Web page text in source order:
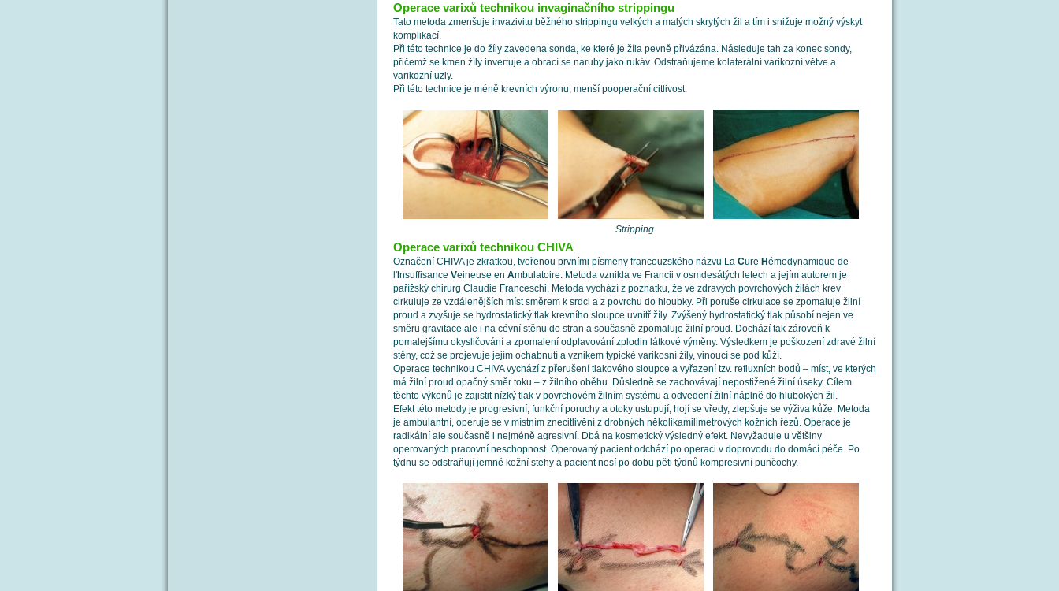
Operace varixů technikou invaginačního strippingu
Tato metoda zmenšuje invazivitu běžného strippingu velkých a malých skrytých žil a tím i snižuje možný výskyt
komplikací.
Při této technice je do žíly zavedena sonda, ke které je žíla pevně přivázána. Následuje tah za konec sondy,
přičemž se kmen žíly invertuje a obrací se naruby jako rukáv. Odstraňujeme kolaterální varikozní větve a
varikozní uzly.
Při této technice je méně krevních výronu, menší pooperační citlivost.
Stripping
Operace varixů technikou CHIVA
Označení CHIVA je zkratkou, tvořenou prvními písmeny francouzského názvu La Cure Hémodynamique de
l'I nsuffisance Veineuse en Ambulatoire. Metoda vznikla ve Francii v osmdesátých letech a jejím autorem je
pařížský chirurg Claudie Franceschi. Metoda vychází z poznatku, že ve zdravých povrchových žilách krev
cirkuluje ze vzdálenějších míst směrem k srdci a z povrchu do hloubky. Při poruše cirkulace se zpomaluje žilní
proud a zvyšuje se hydrostatický tlak krevního sloupce uvnitř žíly. Zvýšený hydrostatický tlak působí nejen ve
směru gravitace ale i na cévní stěnu do stran a současně zpomaluje žilní proud. Dochází tak zároveň k
pomalejšímu okysličování a zpomalení odplavování zplodin látkové výměny. Výsledkem je poškození zdravé žilní
stěny, což se projevuje jejím ochabnutí a vznikem typické varikosní žíly, vinoucí se pod kůží.
Operace technikou CHIVA vychází z přerušení tlakového sloupce a vyřazení tzv. refluxních bodů – míst, ve kterých
má žilní proud opačný směr toku – z žilního oběhu. Důsledně se zachovávají nepostižené žilní úseky. Cílem
těchto výkonů je zajistit nízký tlak v povrchovém žilním systému a odvedení žilní náplně do hlubokých žil.
Efekt této metody je progresivní, funkční poruchy a otoky ustupují, hojí se vředy, zlepšuje se výživa kůže. Metoda
je ambulantní, operuje se v místním znecitlivění z drobných několikamilimetrových kožních řezů. Operace je
radikální ale současně i nejméně agresivní. Dbá na kosmetický výsledný efekt. Nevyžaduje u většiny
operovaných pracovní neschopnost. Operovaný pacient odchází po operaci v doprovodu do domácí péče. Po
týdnu se odstraňují jemné kožní stehy a pacient nosí po dobu pěti týdnů kompresivní punčochy.